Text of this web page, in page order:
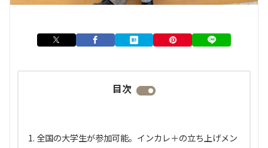
目次
全国の大学生が参加可能。インカレ＋の立ち上げメン